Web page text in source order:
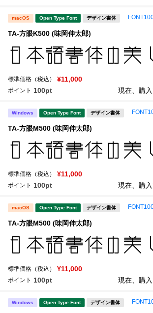
macOS Open Type Font デザイン書体
TA-方眼K500 (味岡伸太郎)
標準価格（税込） ¥11,000
ポイント 100pt 現在、購入
Windows Open Type Font デザイン書体
TA-方眼M500 (味岡伸太郎)
標準価格（税込） ¥11,000
ポイント 100pt 現在、購入
macOS Open Type Font デザイン書体
TA-方眼M500 (味岡伸太郎)
標準価格（税込） ¥11,000
ポイント 100pt 現在、購入
Windows Open Type Font デザイン書体